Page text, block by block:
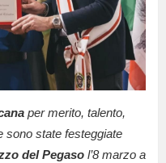
per merito, talento,
sono state festeggiate
del Pegaso l’8 marzo a